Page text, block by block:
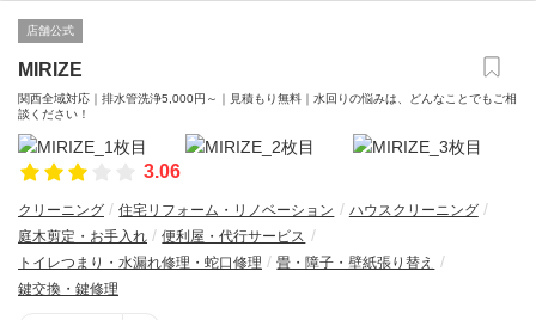
店舗公式
MIRIZE
関西全域対応｜排水管洗浄5,000円～｜見積もり無料｜水回りの悩みは、どんなことでもご相
談ください！
3.06
クリーニング 住宅リフォーム・リノベーション
ハウスクリーニング
庭木剪定・お手入れ
便利屋・代行サービス
トイレつまり・水漏れ修理・蛇口修理
畳・障子・壁紙張り替え
鍵交換・鍵修理